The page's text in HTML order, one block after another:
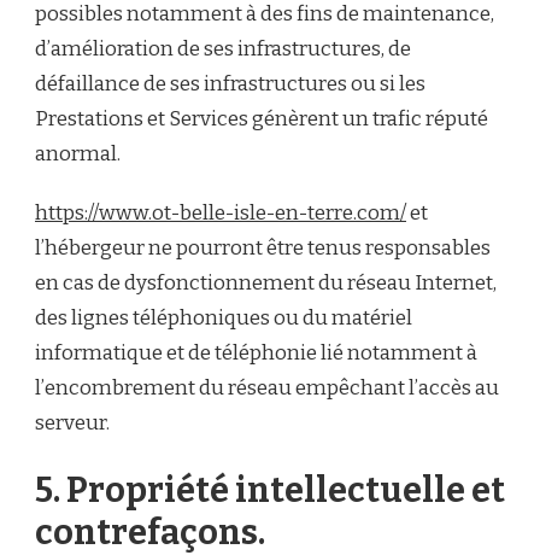
possibles notamment à des fins de maintenance,
d’amélioration de ses infrastructures, de
défaillance de ses infrastructures ou si les
Prestations et Services génèrent un trafic réputé
anormal.
https://www.ot-belle-isle-en-terre.com/et
l’hébergeur ne pourront être tenus responsables
en cas de dysfonctionnement du réseau Internet,
des lignes téléphoniques ou du matériel
informatique et de téléphonie lié notamment à
l’encombrement du réseau empêchant l’accès au
serveur.
5. Propriété intellectuelle et
contrefaçons.